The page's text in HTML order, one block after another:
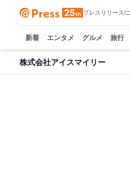
プレスリリース/
新着 エンタメ グルメ 旅行
株式会社アイスマイリー